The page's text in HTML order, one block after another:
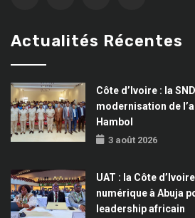
Actualités Récentes
Côte d’Ivoire : la
modernisation de
Hambol
3 août 2026
UAT : la Côte
numérique à Abuja
leadership africain